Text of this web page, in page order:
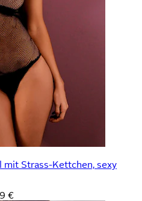
mit Strass-Kettchen, sexy
€